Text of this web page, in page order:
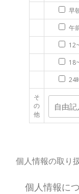
早
午
24
そ
の
他
個人情報の取り
個人情報に